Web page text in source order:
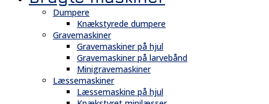
Dumpere
Knækstyrede dumpere
Gravemaskiner
Gravemaskiner på hjul
Gravemaskiner på larvebånd
Minigravemaskiner
Læssemaskiner
Læssemaskine på hjul